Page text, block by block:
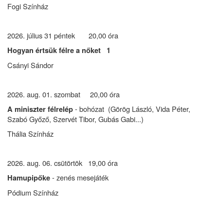
Fogi Színház
2026. július 31 péntek 20,00 óra
Hogyan értsük félre a nőket 1
Csányi Sándor
2026. aug. 01. szombat 20,00 óra
A miniszter félrelép- bohózat (Görög László, Vida Péter,
Szabó Győző, Szervét Tibor, Gubás Gabi...)
Thália Színház
2026. aug. 06. csütörtök 19,00 óra
Hamupipőke- zenés mesejáték
Pódium Színház